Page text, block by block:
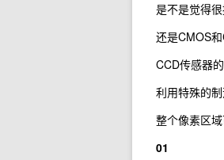
是不是觉得很
还是CMOS和
CCD传感器
利用特殊的
整个像素区
01